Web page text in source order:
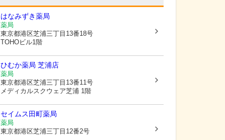
はなみずき薬局
薬局
東京都港区芝浦三丁目13番18号
TOHOビル1階
ひむか薬局 芝浦店
薬局
東京都港区芝浦三丁目13番11号
メディカルスクウェア芝浦 1階
セイムス田町薬局
薬局
東京都港区芝浦三丁目12番2号